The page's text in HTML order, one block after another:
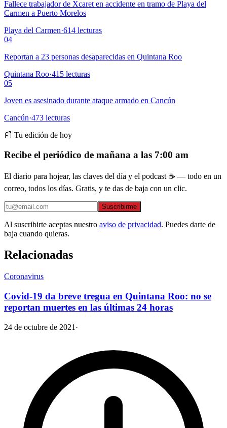
Fallece trabajador de Xcaret en accidente en tramo de Playa del
Carmen a Puerto Morelos
Playa del Carmen·614 lecturas
04
Reportan a 23 personas desaparecidas en Quintana Roo
Quintana Roo·415 lecturas
05
Joven es asesinado durante ataque armado en Cancún
Cancún·473 lecturas
📰 Tu edición de hoy
Recibe el periódico de mañana a las 7:00 am
El diario para hojear, las claves del día y el podcast ☕ — todo en un
correo, todos los días. Gratis, y te das de baja con un clic.
Suscribirme
Al suscribirte aceptas nuestro aviso de privacidad. Puedes darte de
baja cuando quieras.
Relacionadas
Coronavirus
Covid-19 da breve tregua en Quintana Roo: no se
reportan muertes en las últimas 24 horas
24 de octubre de 2021 ·